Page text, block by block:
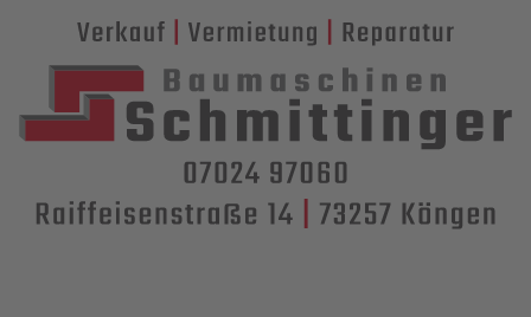
Bagger
Lader / Planiermaschinen
Lasergesteuerte Maschinen
Teleskopmaschinen
Miniraupenkrane